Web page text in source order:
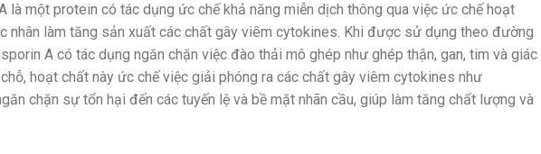
là một protein có tác dụng ức chế khả năng miễn dịch thông qua việc ức chế hoạt
nhân làm tăng sản xuất các chất gây viêm cytokines. Khi được sử dụng theo đường
A có tác dụng ngăn chặn việc đào thải mô ghép như ghép thận, gan, tim và giác
hoạt chất này ức chế việc giải phóng ra các chất gây viêm cytokines như
chặn sự tổn hại đến các tuyến lệ và bề mặt nhãn cầu, giúp làm tăng chất lượng và